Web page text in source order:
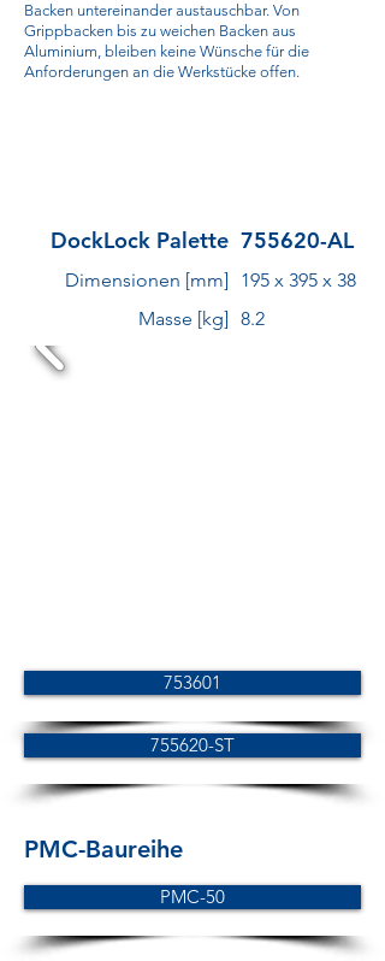
Backen untereinander austauschbar. Von
Grippbacken bis zu weichen Backen aus
Aluminium, bleiben keine Wünsche für die
Anforderungen an die Werkstücke offen.
DockLock Palette 755620-AL
Dimensionen [mm]
195 x 395 x 38
Masse [kg] 8.2
753601
755620-ST
PMC-Baureihe
PMC-50